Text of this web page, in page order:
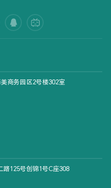
商务园区2号楼302室
125号创锦1号C座308